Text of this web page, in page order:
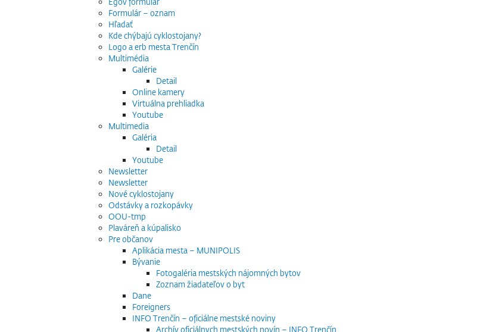
Formulár – oznam
Hľadať
Kde chýbajú cyklostojany?
Logo a erb mesta Trenčín
Multimédia
Galérie
Detail
Online kamery
Virtuálna prehliadka
Youtube
Multimedia
Galéria
Detail
Youtube
Newsletter
Newsletter
Nové cyklostojany
Odstávky a rozkopávky
OOU-tmp
Plaváreň a kúpalisko
Pre občanov
Aplikácia mesta – MUNIPOLIS
Bývanie
Fotogaléria mestských nájomných bytov
Zoznam žiadateľov o byt
Dane
Foreigners
INFO Trenčín – oficiálne mestské noviny
Archív oficiálnych mestských novín – INFO Trenčín